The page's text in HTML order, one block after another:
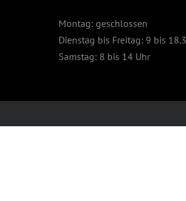
Montag: geschlossen
Dienstag bis Freitag: 9 bis
Samstag: 8 bis 14 Uhr